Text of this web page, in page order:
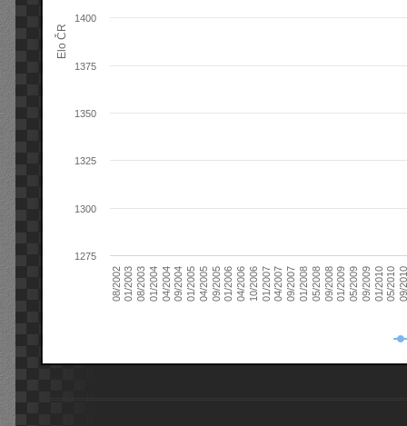
Elo ČR
08/200201/200308/200301/200404/200409/200401/200504/200509/200501/200604/200610/200601/200704/200709/200701/200805/200809/200801/200905/200909/200901/201005/201009/
1275
1300
1325
1350
1375
1400